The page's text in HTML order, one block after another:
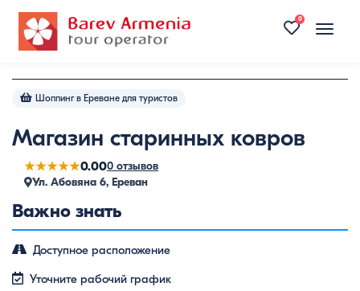
Toggle
0
Шоппинг в Ереване для туристов
Магазин старинных ковров
★★★★★0.000 отзывов
Ул. Абовяна 6, Ереван
Важно знать
Доступное расположение
Уточните рабочий график